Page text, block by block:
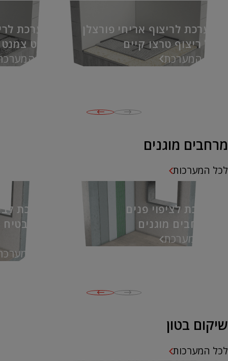
מערכת לריצוף אריחי פורצלן
על ריצוף טרצו קיים
אל המערכת
מערכת
מלט
אל
מרחבים מוגנים
לכל המערכות
מערכת לציפוי פנים
במרחבים מוגנים
אל המערכת
מערכת
אל
שיקום בטון
לכל המערכות